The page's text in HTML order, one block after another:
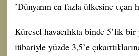
’Dünyanın en fazla ülkesine uçan
Küresel havacılıkta binde 5’lik bir
itibariyle yüzde 3,5’e